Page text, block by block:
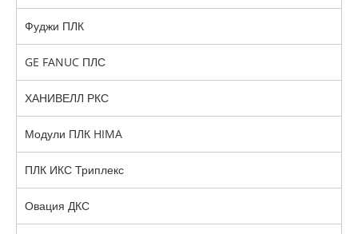
Фуджи ПЛК
GE FANUC ПЛС
ХАНИВЕЛЛ РКС
Модули ПЛК HIMA
ПЛК ИКС Триплекс
Овация ДКС